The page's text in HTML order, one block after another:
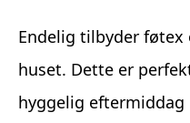
Endelig tilbyder
huset. Dette er
hyggelig eftermiddag